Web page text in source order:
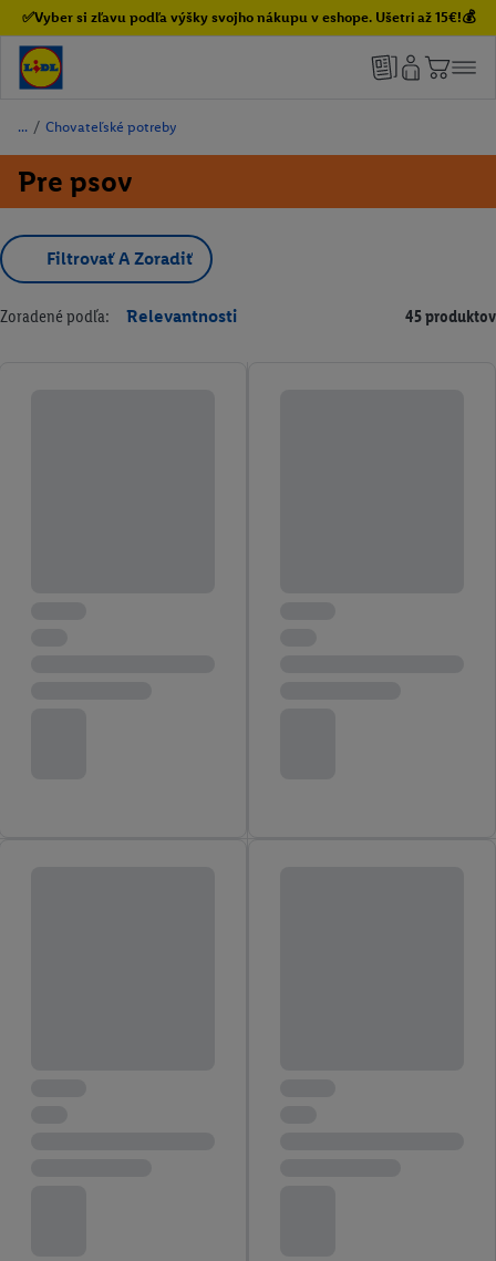
✅Vyber si zľavu podľa výšky svojho nákupu v eshope. Ušetri až 15€!💰
/ Chovateľské potreby
Pre psov
Filtrovať A Zoradiť
Zoradené podľa: Relevantnosti 45 produktov